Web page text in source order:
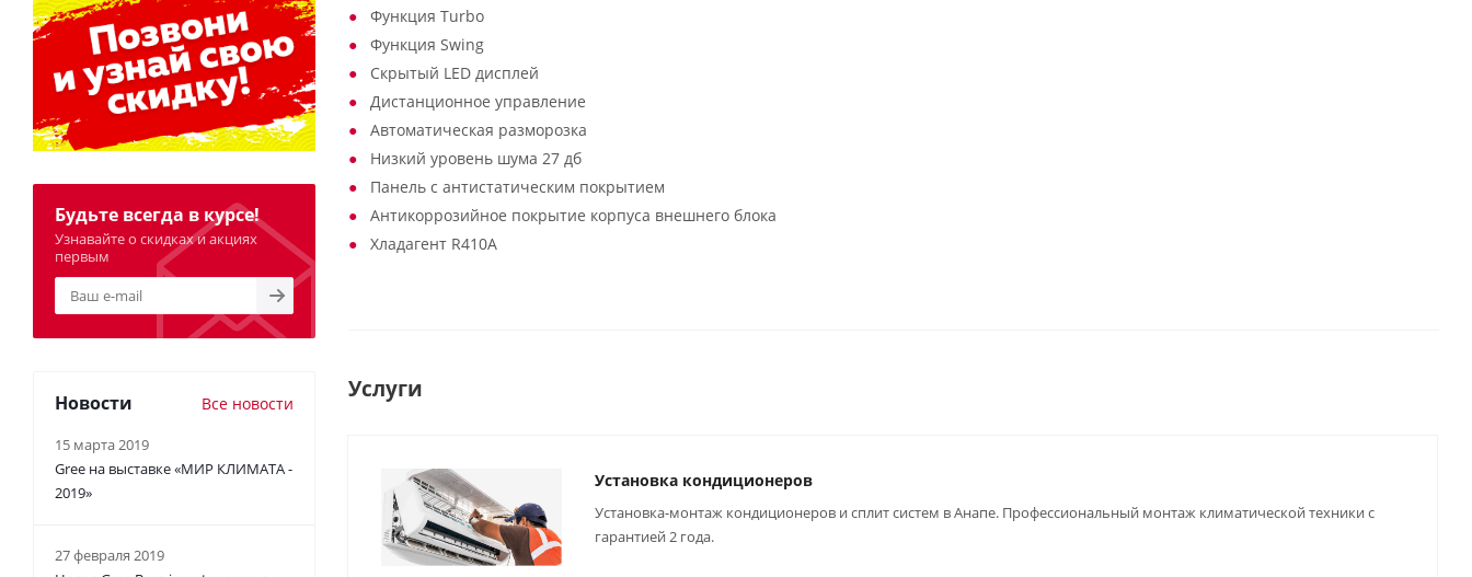
Функция Turbo
Функция Swing
Скрытый LED дисплей
Дистанционное управление
Автоматическая разморозка
Низкий уровень шума 27 дб
Панель с антистатическим покрытием
Антикоррозийное покрытие корпуса внешнего блока
Хладагент R410A
Услуги
Установка кондиционеров
Установка-монтаж кондиционеров и сплит систем в Анапе. Профессиональный монтаж климатической техники с
гарантией 2 года.
Будьте всегда в курсе!
Узнавайте о скидках и акциях
первым
Новости Все новости
15 марта 2019
Gree на выставке «МИР КЛИМАТА -
2019»
27 февраля 2019